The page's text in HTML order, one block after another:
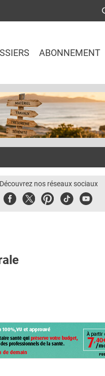
ABONNEMENT
Découvrez nos réseaux sociaux
FacebookTwitterPinterest
TiktokYoubute